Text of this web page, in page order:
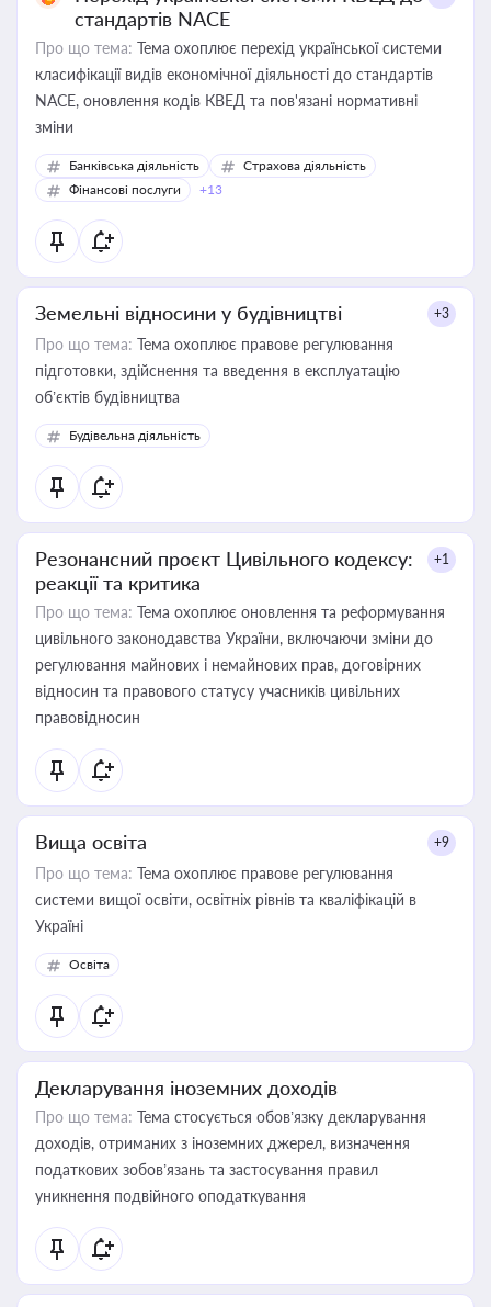
стандартів NACE
Про що тема: Тема охоплює перехід української системи
класифікації видів економічної діяльності до стандартів
NACE, оновлення кодів КВЕД та пов'язані нормативні
зміни
Банківська діяльність
Страхова діяльність
Фінансові послуги
+13
Земельні відносини у будівництві +3
Про що тема: Тема охоплює правове регулювання
підготовки, здійснення та введення в експлуатацію
об’єктів будівництва
Будівельна діяльність
Резонансний проєкт Цивільного кодексу:
реакції та критика
+1
Про що тема: Тема охоплює оновлення та реформування
цивільного законодавства України, включаючи зміни до
регулювання майнових і немайнових прав, договірних
відносин та правового статусу учасників цивільних
правовідносин
Вища освіта +9
Про що тема: Тема охоплює правове регулювання
системи вищої освіти, освітніх рівнів та кваліфікацій в
Україні
Освіта
Декларування іноземних доходів
Про що тема: Тема стосується обов’язку декларування
доходів, отриманих з іноземних джерел, визначення
податкових зобов’язань та застосування правил
уникнення подвійного оподаткування